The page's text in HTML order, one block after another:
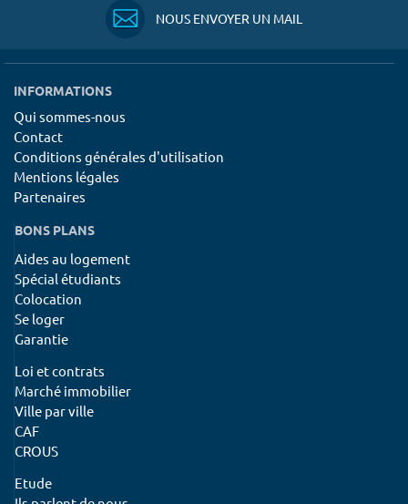
NOUS ENVOYER UN MAIL
INFORMATIONS
Qui sommes-nous
Contact
Conditions générales d'utilisation
Mentions légales
Partenaires
BONS PLANS
Aides au logement
Spécial étudiants
Colocation
Se loger
Garantie
Loi et contrats
Marché immobilier
Ville par ville
CAF
CROUS
Etude